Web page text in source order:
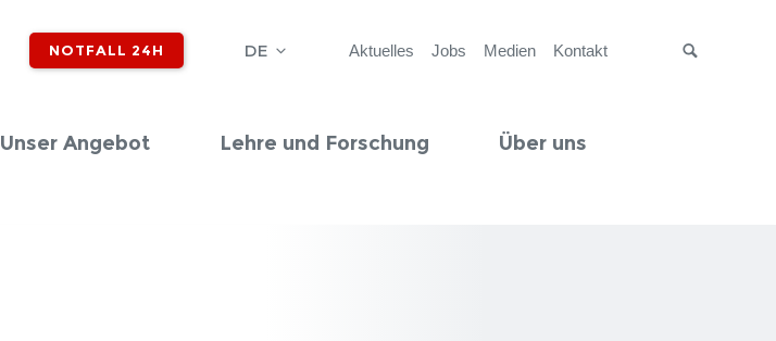
NOTFALL 24H DE Aktuelles Jobs Medien Kontakt
Unser Angebot Lehre und Forschung Über uns